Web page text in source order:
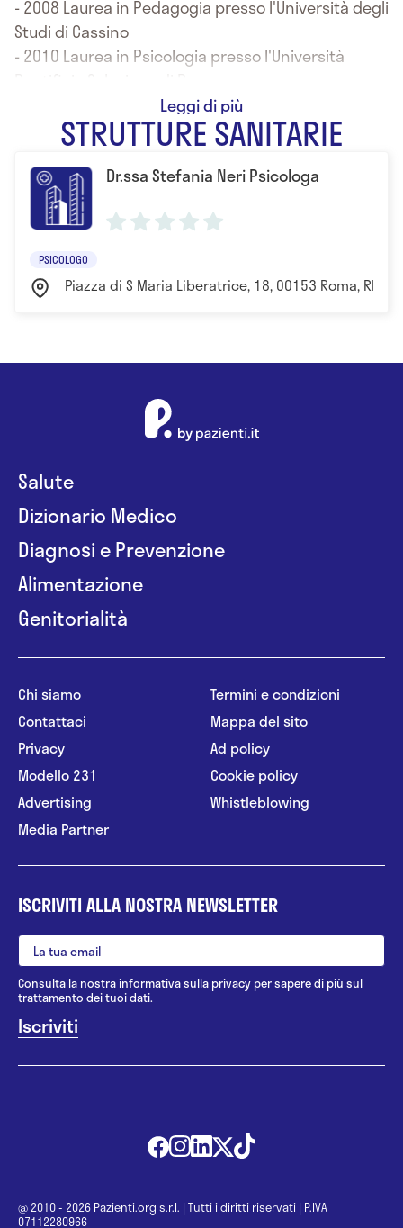
- 2008 Laurea in Pedagogia presso l'Università degli
Studi di Cassino
- 2010 Laurea in Psicologia presso l'Università
- 2013 Specializzazione in Psicoterapia presso
l'Istituto per lo studio delle Psicoterapie
STRUTTURE SANITARIE
Dr.ssa Stefania Neri Psicologa
PSICOLOGO
Piazza di S Maria Liberatrice, 18, 00153 Roma, RM,
Salute
Dizionario Medico
Diagnosi e Prevenzione
Alimentazione
Genitorialità
Chi siamo
Contattaci
Privacy
Modello 231
Advertising
Media Partner
Termini e condizioni
Mappa del sito
Ad policy
Cookie policy
Whistleblowing
ISCRIVITI ALLA NOSTRA NEWSLETTER
Consulta la nostrainformativa sulla privacy per sapere di più sul
trattamento dei tuoi dati.
@ 2010 - 2026 Pazienti.org s.r.l. | Tutti i diritti riservati | P.IVA
07112280966